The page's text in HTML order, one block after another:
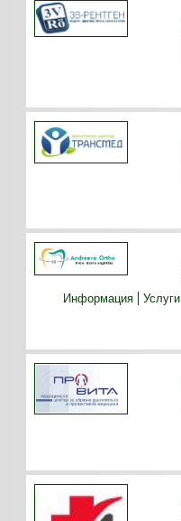
Информация
Услуги